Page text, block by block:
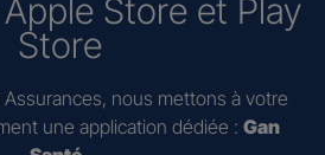
Store et Play
Store
nous mettons à votre
une application dédiée : Gan